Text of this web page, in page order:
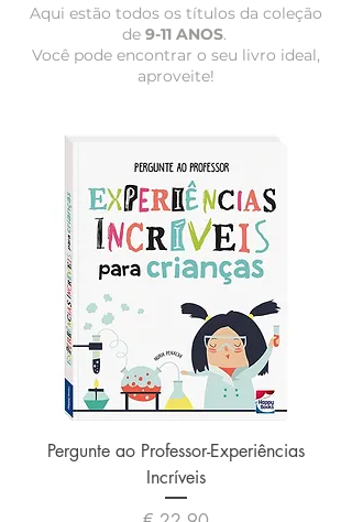
Aqui estão todos os títulos da coleção
de 9-11 ANOS.
Você pode encontrar o seu livro ideal,
aproveite!
Pergunte ao Professor-Experiências
Incríveis